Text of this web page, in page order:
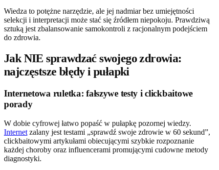
Wiedza to potężne narzędzie, ale jej nadmiar bez umiejętności
selekcji i interpretacji może stać się źródłem niepokoju. Prawdziwą
sztuką jest zbalansowanie samokontroli z racjonalnym podejściem
do zdrowia.
Jak NIE sprawdzać swojego zdrowia:
najczęstsze błędy i pułapki
Internetowa ruletka: fałszywe testy i clickbaitowe
porady
W dobie cyfrowej łatwo popaść w pułapkę pozornej wiedzy.
Internet zalany jest testami „sprawdź swoje zdrowie w 60 sekund”,
clickbaitowymi artykułami obiecującymi szybkie rozpoznanie
każdej choroby oraz influencerami promującymi cudowne metody
diagnostyki.